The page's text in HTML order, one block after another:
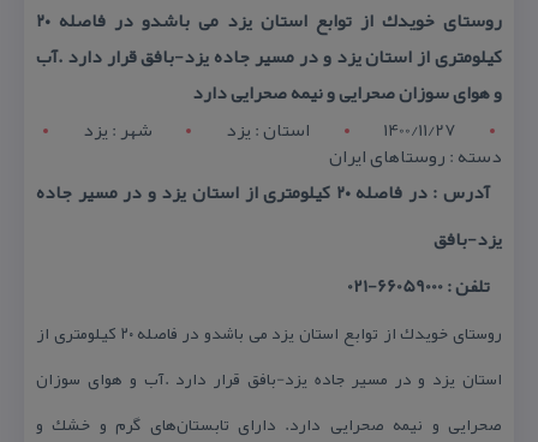
روستای خویدك از توابع استان یزد می باشدو در فاصله ۲۰
كیلومتری از استان یزد و در مسیر جاده یزد-بافق قرار دارد .آب
و هوای سوزان صحرایی و نیمه صحرایی دارد
1400/11/27
استان : يزد شهر : يزد
دسته : روستاهای ایران
آدرس : در فاصله ۲۰ كیلومتری از استان یزد و در مسیر جاده
یزد-بافق
تلفن : 66059000-021
روستای خویدك از توابع استان یزد می باشدو در فاصله ۲۰ كیلومتری از
استان یزد و در مسیر جاده یزد-بافق قرار دارد .آب و هوای سوزان
صحرایی و نیمه صحرایی دارد. دارای تابستان‌های گرم و خشك و